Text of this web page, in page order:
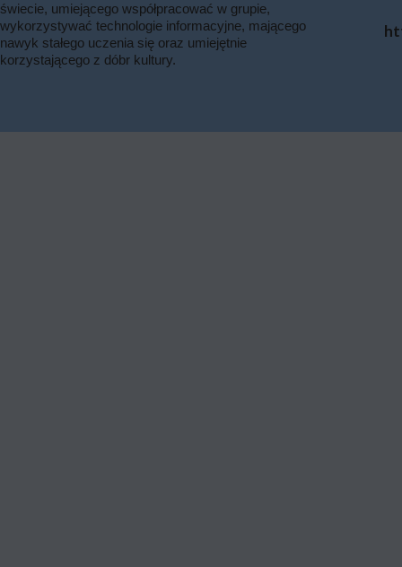
świecie, umiejącego współpracować w grupie,
wykorzystywać technologie informacyjne, mającego
nawyk stałego uczenia się oraz umiejętnie
korzystającego z dóbr kultury.